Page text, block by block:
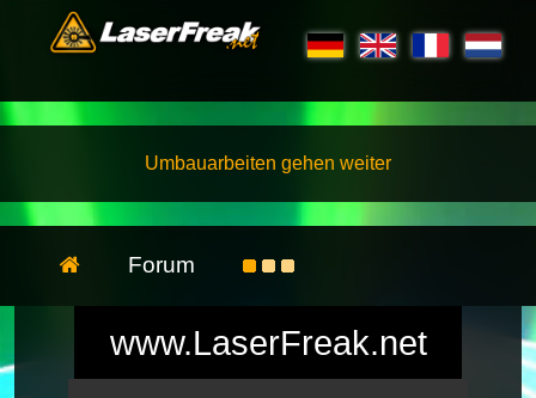
Umbauarbeiten gehen weiter
Forum
www.LaserFreak.net